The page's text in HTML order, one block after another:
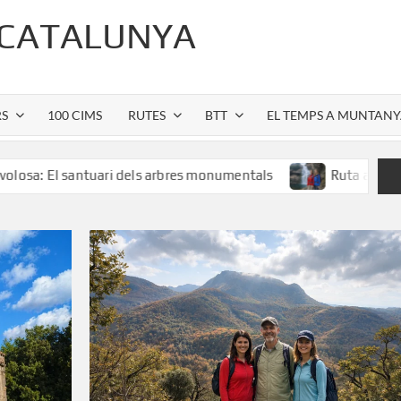
100 CIMS RUTES BTT EL TEMPS A
arbres monumentals Ruta al Salt de Sallent: